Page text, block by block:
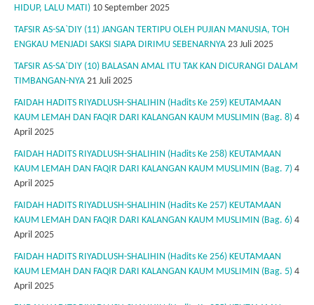
HIDUP, LALU MATI) 10 September 2025
TAFSIR AS-SA`DIY (11) JANGAN TERTIPU OLEH PUJIAN MANUSIA, TOH
ENGKAU MENJADI SAKSI SIAPA DIRIMU SEBENARNYA 23 Juli 2025
TAFSIR AS-SA`DIY (10) BALASAN AMAL ITU TAK KAN DICURANGI DALAM
TIMBANGAN-NYA 21 Juli 2025
FAIDAH HADITS RIYADLUSH-SHALIHIN (Hadits Ke 259) KEUTAMAAN
KAUM LEMAH DAN FAQIR DARI KALANGAN KAUM MUSLIMIN (Bag. 8) 4
April 2025
FAIDAH HADITS RIYADLUSH-SHALIHIN (Hadits Ke 258) KEUTAMAAN
KAUM LEMAH DAN FAQIR DARI KALANGAN KAUM MUSLIMIN (Bag. 7) 4
April 2025
FAIDAH HADITS RIYADLUSH-SHALIHIN (Hadits Ke 257) KEUTAMAAN
KAUM LEMAH DAN FAQIR DARI KALANGAN KAUM MUSLIMIN (Bag. 6) 4
April 2025
FAIDAH HADITS RIYADLUSH-SHALIHIN (Hadits Ke 256) KEUTAMAAN
KAUM LEMAH DAN FAQIR DARI KALANGAN KAUM MUSLIMIN (Bag. 5) 4
April 2025